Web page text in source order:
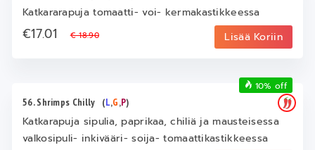
Katkararapuja tomaatti- voi- kermakastikkeessa
€17.01€ 18.90 Lisää Koriin
56. Shrimps Chilly (L,G,P)
Katkarapuja sipulia, paprikaa, chiliä ja mausteisessa
valkosipuli- inkivääri- soija- tomaattikastikkeessa
10% off